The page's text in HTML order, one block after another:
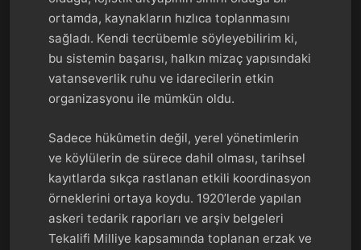
ortamda, kaynakların hızlıca toplanmasını
sağladı. Kendi tecrübemle söyleyebilirim ki,
bu sistemin başarısı, halkın mizaç yapısındaki
vatanseverlik ruhu ve idarecilerin etkin
organizasyonu ile mümkün oldu.
Sadece hükûmetin değil, yerel yönetimlerin
ve köylülerin de sürece dahil olması, tarihsel
kayıtlarda sıkça rastlanan etkili koordinasyon
örneklerini ortaya koydu. 1920’lerde yapılan
askeri tedarik raporları ve arşiv belgeleri
Tekalifi Milliye kapsamında toplanan erzak ve